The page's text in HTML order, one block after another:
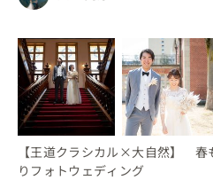
あらゆる場所を熟知している
⚪︎蔵王がホームだからこそ混
の設定がスムーズ。外国人で
⚪︎もちろん滑りながらの撮影も
⚪︎蔵王の樹氷は全国でも、世
は全国でも数箇所のみ。
⚪︎温泉街やホテルもあるので
【王道クラシカル×大自然】 春
りフォトウェディング